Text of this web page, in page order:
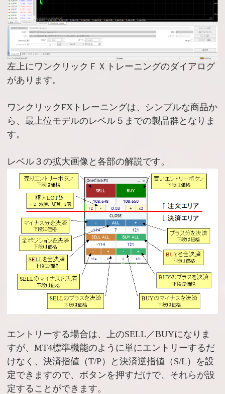
左上にワンクリックＦＸトレーニングのダイアログ
があります。
ワンクリックFXトレーニングは、シンプルな商品か
ら、最上位モデルのレベル５までの製品群となりま
す。
レベル３の拡大画像と各部の解説です。
エントリーする場合は、上のSELL／BUYになりま
すが、MT4標準機能のように単にエントリーするだ
けなく、決済指値（T/P）と決済逆指値（S/L）を設
定できますので、ボタンを押すだけで、それらが設
定することができます。